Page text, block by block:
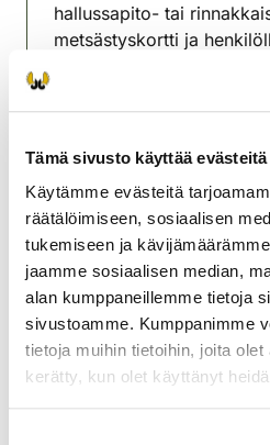
Tämä sivusto käyttää evästeitä
Käytämme evästeitä
räätälöimiseen, sosiaalisen
tukemiseen ja
jaamme sosiaalisen median,
alan kumppaneillemme tietoja
sivustoamme. Kumppanimme
tietoja muihin tietoihin, joita
kerätty, kun olet käyttänyt
hallussapito- tai
metsästyskortti ja
Ampumakoemaksu on
Maksu käteisellä tai
mukaan maksua varten.
Lisätietoja
Keski-Karjalan
+358442410121
keski-